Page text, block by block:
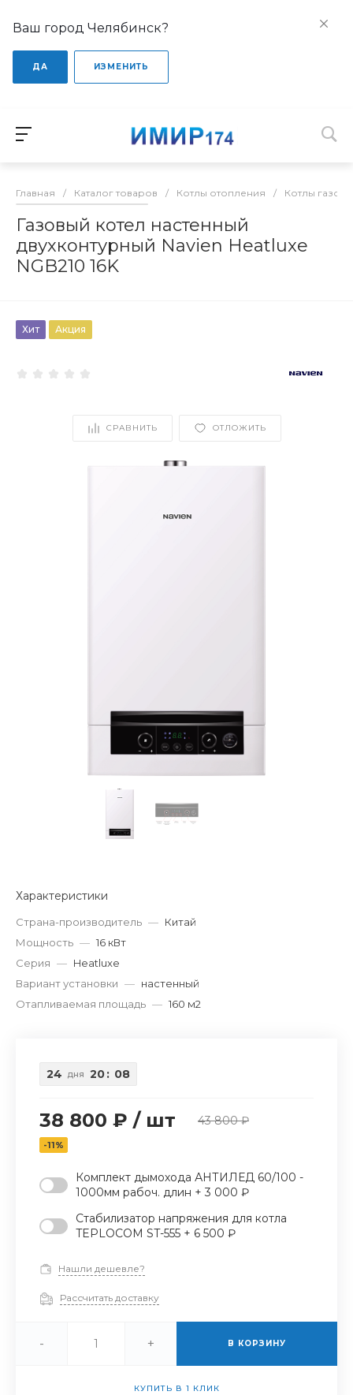
Ваш город Челябинск?
ДА ИЗМЕНИТЬ
Главная / Каталог товаров / Котлы отопления / Котлы
Газовый котел настенный
двухконтурный Navien Heatluxe
NGB210 16K
Хит Акция
СРАВНИТЬ ОТЛОЖИТЬ
Характеристики
Страна-производитель — Китай
Мощность — 16 кВт
Серия — Heatluxe
Вариант установки — настенный
Отапливаемая площадь — 160 м2
24 дня 20: 08
38 800 ₽ / шт 43 800 ₽
-11%
Комплект дымохода АНТИЛЕД 60/100 -
1000мм рабоч. длин + 3 000 ₽
Стабилизатор напряжения для котла
TEPLOCOM ST-555 + 6 500 ₽
Нашли дешевле?
Рассчитать доставку
- + В КОРЗИНУ
КУПИТЬ В 1 КЛИК